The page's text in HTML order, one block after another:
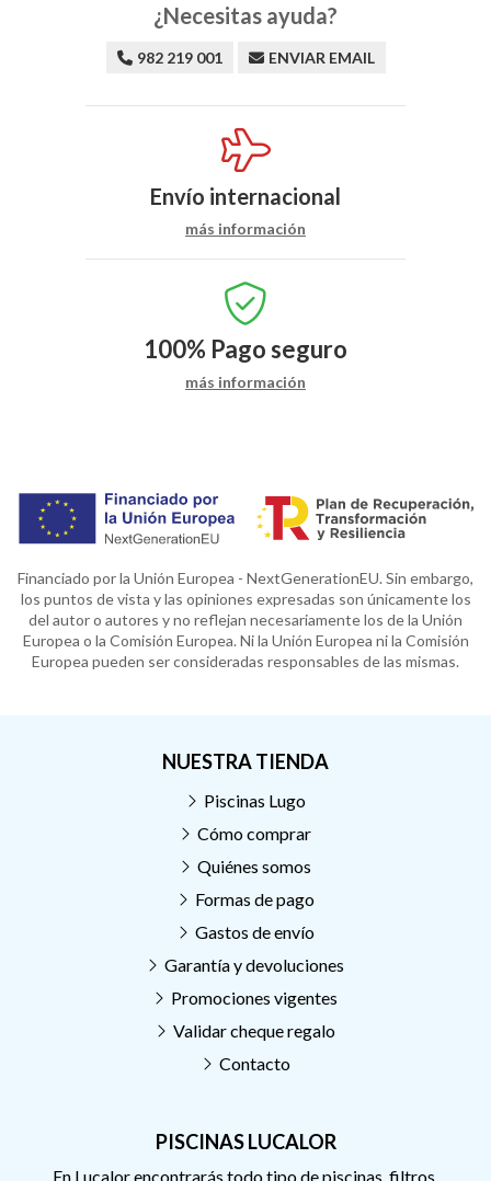
¿Necesitas ayuda?
982 219 001 ENVIAR EMAIL
Envío internacional
más información
100% Pago seguro
más información
Financiado por la Unión Europea - NextGenerationEU. Sin embargo,
los puntos de vista y las opiniones expresadas son únicamente los
del autor o autores y no reflejan necesariamente los de la Unión
Europea o la Comisión Europea. Ni la Unión Europea ni la Comisión
Europea pueden ser consideradas responsables de las mismas.
PISCINAS LUCALOR
En Lucalor encontrarás todo tipo de piscinas, filtros,
NUESTRA TIENDA
Piscinas Lugo
Cómo comprar
Quiénes somos
Formas de pago
Gastos de envío
Garantía y devoluciones
Promociones vigentes
Validar cheque regalo
Contacto